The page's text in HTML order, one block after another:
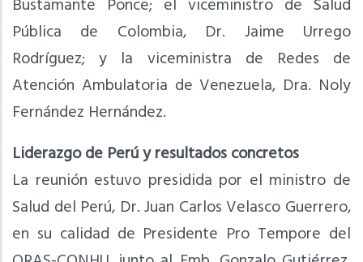
Bustamante Ponce; el viceministro de Salud
Pública de Colombia, Dr. Jaime Urrego
Rodríguez; y la viceministra de Redes de
Atención Ambulatoria de Venezuela, Dra. Noly
Fernández Hernández.
Liderazgo de Perú y resultados concretos
La reunión estuvo presidida por el ministro de
Salud del Perú, Dr. Juan Carlos Velasco Guerrero,
en su calidad de Presidente Pro Tempore del